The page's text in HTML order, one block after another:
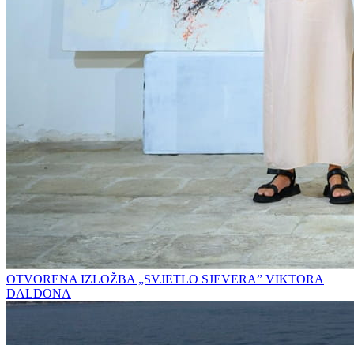
OTVORENA IZLOŽBA „SVJETLO SJEVERA” VIKTORA
DALDONA